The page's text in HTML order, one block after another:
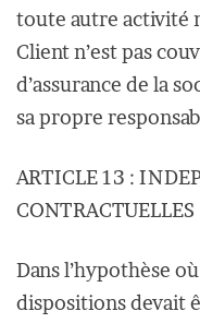
toute autre activité
Client n’est pas
d’assurance de la
sa propre
ARTICLE 13 :
CONTRACTUELLES
Dans l’hypothèse
dispositions devait